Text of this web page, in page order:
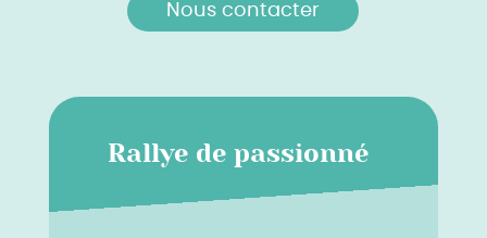
Nous contacter
Rallye de passionné